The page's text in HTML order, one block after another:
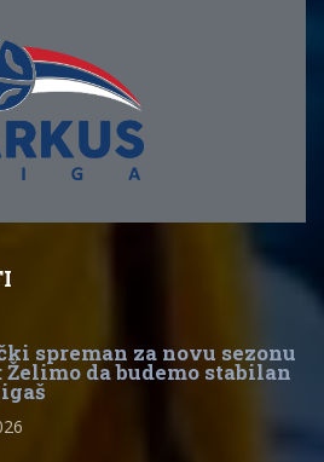
spreman za novu sezonu
da budemo stabilan